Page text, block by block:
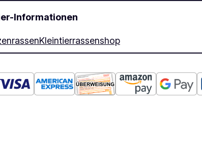
Informationen
Kleintierrassenshop